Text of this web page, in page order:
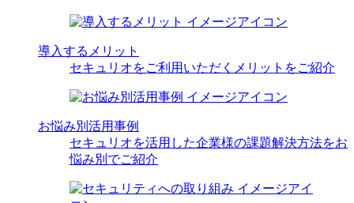
導入するメリット
セキュリオをご利用いただくメリットをご紹介
お悩み別活用事例
セキュリオを活用した企業様の課題解決方法をお
悩み別でご紹介